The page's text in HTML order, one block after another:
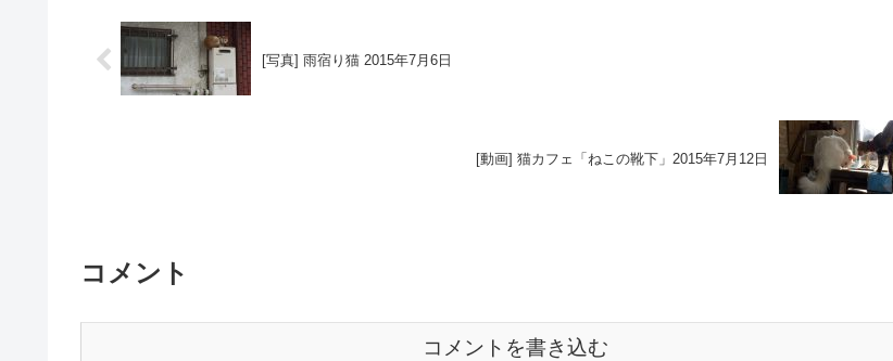
[写真] 雨宿り猫 2015年7月6日
[動画] 猫カフェ「ねこの靴下」2015年7月12日
コメント
コメントを書き込む